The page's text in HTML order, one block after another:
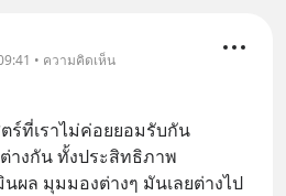
• ความคิดเห็น
ร์ที่เราไม่ค่อยยอมรับกัน
างกัน ทั้งประสิทธิภาพ
ผล มุมมองต่างๆ มันเลยต่างไป